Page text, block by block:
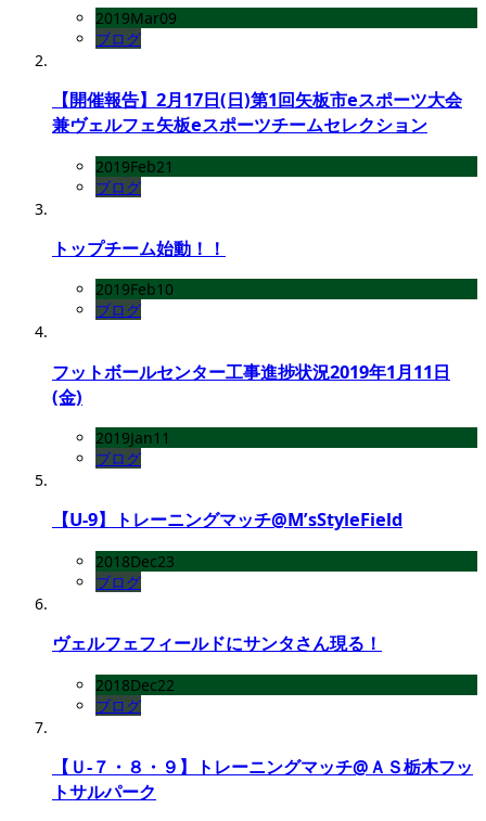
2019Mar09
ブログ
【開催報告】2月17日(日)第1回矢板市eスポーツ大会
兼ヴェルフェ矢板eスポーツチームセレクション
2019Feb21
ブログ
トップチーム始動！！
2019Feb10
ブログ
フットボールセンター工事進捗状況2019年1月11日
(金)
2019Jan11
ブログ
【U-9】トレーニングマッチ@M’sStyleField
2018Dec23
ブログ
ヴェルフェフィールドにサンタさん現る！
2018Dec22
ブログ
【Ｕ-７・８・９】トレーニングマッチ@ＡＳ栃木フッ
トサルパーク